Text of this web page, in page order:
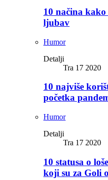
10 načina
ljubav
Humor
Detalji
Tra 17 2020
10 najviše
početka
Humor
Detalji
Tra 17 2020
10 statusa o
koji su za Goli